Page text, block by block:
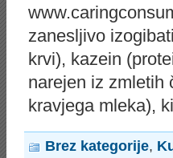
zanesljivo
krvi), kazein
narejen iz zmletih
kravjega mleka),
Brez kategorije,